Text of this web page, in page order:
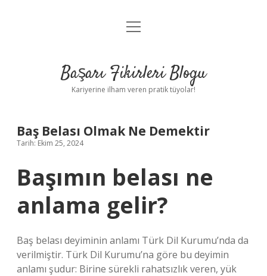
Anasayfa
Yasal Uyarı
menüyü
Başarı Fikirleri Blogu
Kariyerine ilham veren pratik tüyolar!
Baş Belası Olmak Ne Demektir
Tarih: Ekim 25, 2024
Başımın belası ne
anlama gelir?
Baş belası deyiminin anlamı Türk Dil Kurumu’nda da
verilmiştir. Türk Dil Kurumu’na göre bu deyimin
anlamı şudur: Birine sürekli rahatsızlık veren, yük